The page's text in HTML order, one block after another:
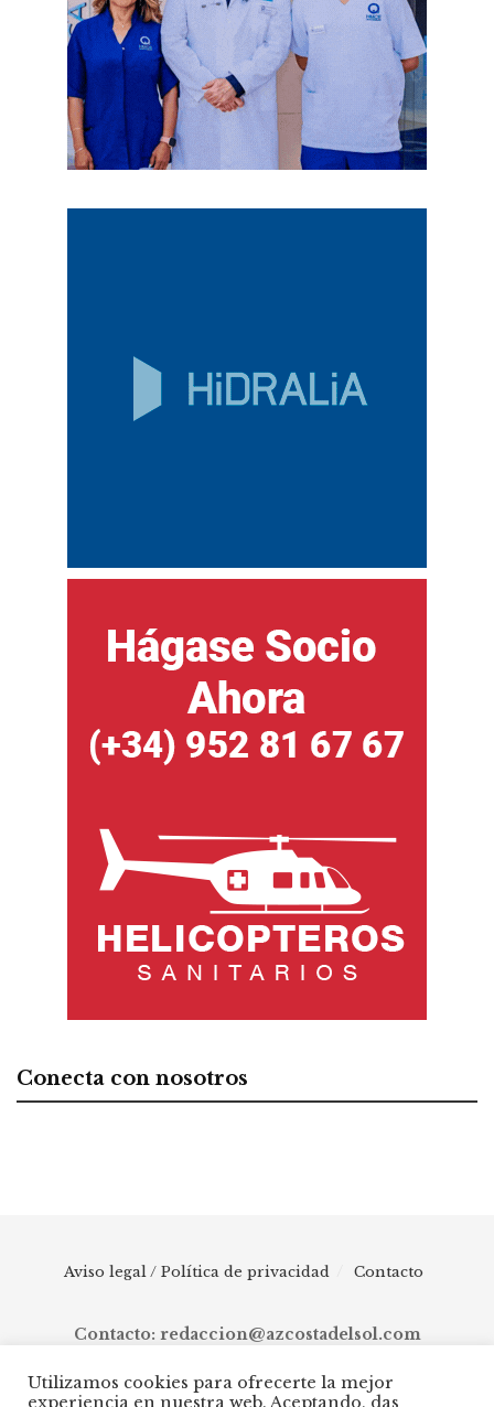
Conecta con nosotros
Aviso legal / Política de privacidad Contacto
Contacto: redaccion@azcostadelsol.com
Utilizamos cookies para ofrecerte la mejor
experiencia en nuestra web. Aceptando, das